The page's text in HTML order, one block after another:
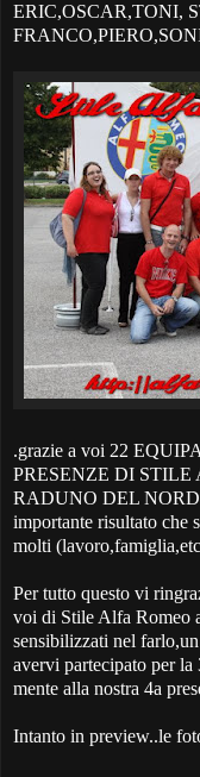
ERIC,OSCAR,TONI,
.grazie a voi 22
PRESENZE DI
RADUNO DEL NORD
importante risultato che
molti
Per tutto questo vi
voi di Stile Alfa Romeo
sensibilizzati nel
avervi partecipato per la
mente alla nostra 4a
Intanto in preview..le